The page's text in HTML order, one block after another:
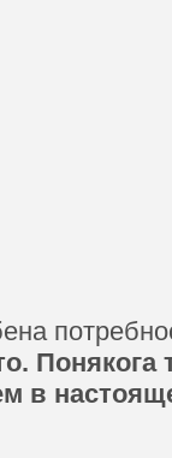
Понякога
в